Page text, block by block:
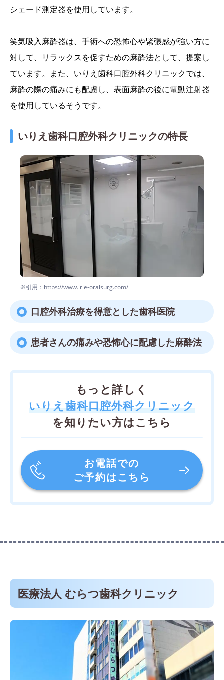
シェード測定器を使用しています。
笑気吸入麻酔器は、手術への恐怖心や緊張感が強い方に
対して、リラックスを促すための麻酔法として、提案し
ています。また、いりえ歯科口腔外科クリニックでは、
麻酔の際の痛みにも配慮し、表面麻酔の後に電動注射器
を使用しているそうです。
いりえ歯科口腔外科クリニックの特長
※引用：https://www.irie-oralsurg.com/
口腔外科治療を得意とした歯科医院
患者さんの痛みや恐怖心に配慮した麻酔法
もっと詳しく
いりえ歯科口腔外科クリニック
を知りたい方はこちら
お電話での
ご予約はこちら
医療法人 むらつ歯科クリニック